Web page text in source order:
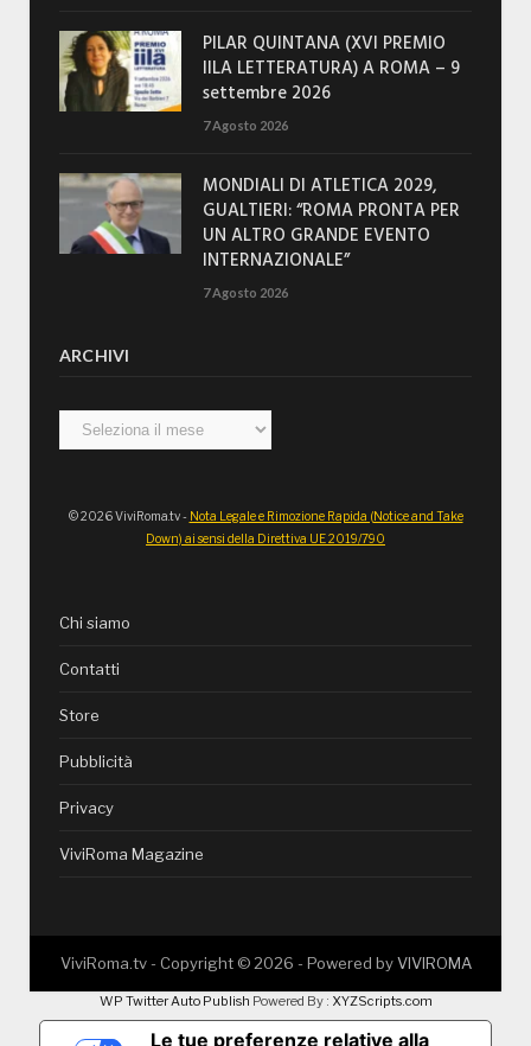
PILAR QUINTANA (XVI PREMIO
IILA LETTERATURA) A ROMA – 9
settembre 2026
7 Agosto 2026
MONDIALI DI ATLETICA 2029,
GUALTIERI: “ROMA PRONTA PER
UN ALTRO GRANDE EVENTO
INTERNAZIONALE”
7 Agosto 2026
ARCHIVI
Archivi
© 2026 ViviRoma.tv - Nota Legale e Rimozione Rapida (Notice and Take
Down) ai sensi della Direttiva UE 2019/790
Chi siamo
Contatti
Store
Pubblicità
Privacy
ViviRoma Magazine
ViviRoma.tv - Copyright © 2026 - Powered byVIVIROMA
WP Twitter Auto Publish Powered By : XYZScripts.com
Le tue preferenze relative alla